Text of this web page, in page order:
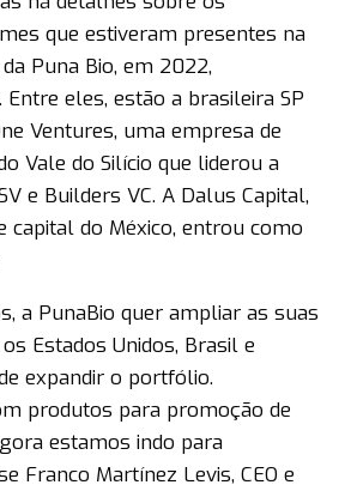
que estiveram presentes na
Puna Bio, em 2022,
eles, estão a brasileira SP
Ventures, uma empresa de
Vale do Silício que liderou a
e Builders VC. A Dalus Capital,
capital do México, entrou como
a PunaBio quer ampliar as suas
Estados Unidos, Brasil e
expandir o portfólio.
produtos para promoção de
estamos indo para
Franco Martínez Levis, CEO e